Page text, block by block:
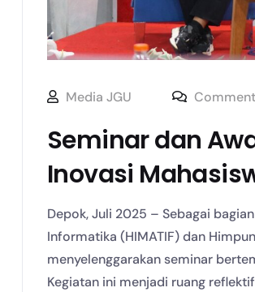
Media JGU
Seminar dan
Inovasi
Depok, Juli 2025 – Sebagai
Informatika (HIMATIF) dan
menyelenggarakan seminar
Kegiatan ini menjadi ruang